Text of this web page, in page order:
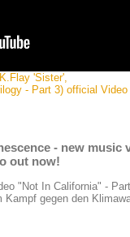
K.Flay 'Sister',
- Part 3) official Video
- new music
out now!
"Not In California" -
gegen den